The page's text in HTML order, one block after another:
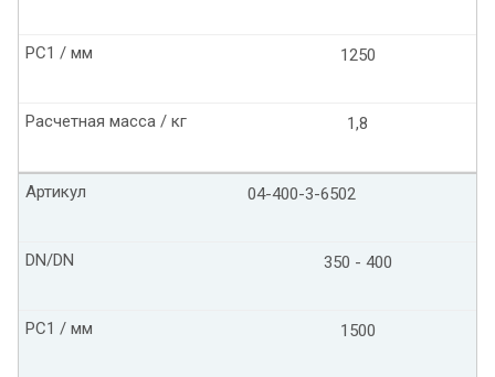
1250
PC1 / мм
1,8
Расчетная масса / кг
04-400-3-6502
Артикул
350 - 400
DN/DN
1500
PC1 / мм